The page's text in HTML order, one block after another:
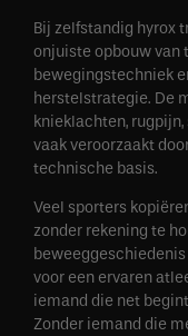
Bij zelfstandig hyrox
onjuiste opbouw van
bewegingstechniek
herstelstrategie. De
knieklachten,
vaak veroorzaakt
technische basis.
Veel sporters
zonder rekening te
voor een ervaren
iemand die net
Zonder iemand die